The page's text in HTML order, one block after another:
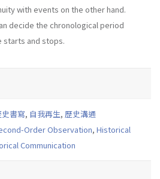
with events on the other hand.
decide the chronological period
starts and stops.
史書寫, 自我再生, 歷史溝通
Order Observation, Historical
Communication